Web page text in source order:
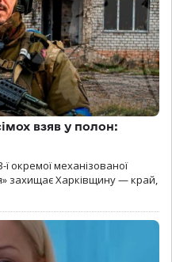
взяв у полон:
окремої механізованої
захищає Харківщину — край,